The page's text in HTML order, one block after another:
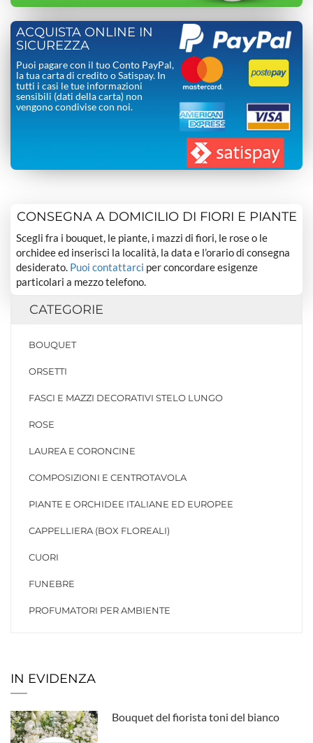
ACQUISTA ONLINE IN
SICUREZZA
Puoi pagare con il tuo Conto PayPal,
la tua carta di credito o Satispay. In
tutti i casi le tue informazioni
sensibili (dati della carta) non
vengono condivise con noi.
CONSEGNA A DOMICILIO DI FIORI E PIANTE
Scegli fra i bouquet, le piante, i mazzi di fiori, le rose o le
orchidee ed inserisci la località, la data e l’orario di consegna
desiderato. Puoi contattarci per concordare esigenze
particolari a mezzo telefono.
CATEGORIE
BOUQUET
ORSETTI
FASCI E MAZZI DECORATIVI STELO LUNGO
ROSE
LAUREA E CORONCINE
COMPOSIZIONI E CENTROTAVOLA
PIANTE E ORCHIDEE ITALIANE ED EUROPEE
CAPPELLIERA (BOX FLOREALI)
CUORI
FUNEBRE
PROFUMATORI PER AMBIENTE
IN EVIDENZA
Bouquet del fiorista toni del bianco